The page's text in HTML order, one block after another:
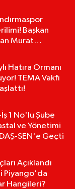
Başkan
Murat
Hatıra Ormanı
TEMA Vakfı
1 No'lu Şube
Yönetimi
SEN'e Geçti
Açıklandı
Piyango'da
Hangileri?